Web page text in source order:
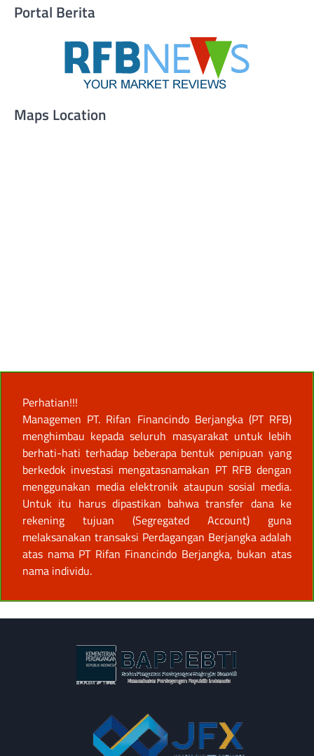
Portal Berita
Maps Location
Perhatian!!!
Managemen PT. Rifan Financindo Berjangka (PT RFB)
menghimbau kepada seluruh masyarakat untuk lebih
berhati-hati terhadap beberapa bentuk penipuan yang
berkedok investasi mengatasnamakan PT RFB dengan
menggunakan media elektronik ataupun sosial media.
Untuk itu harus dipastikan bahwa transfer dana ke
rekening tujuan (Segregated Account) guna
melaksanakan transaksi Perdagangan Berjangka adalah
atas nama PT Rifan Financindo Berjangka, bukan atas
nama individu.